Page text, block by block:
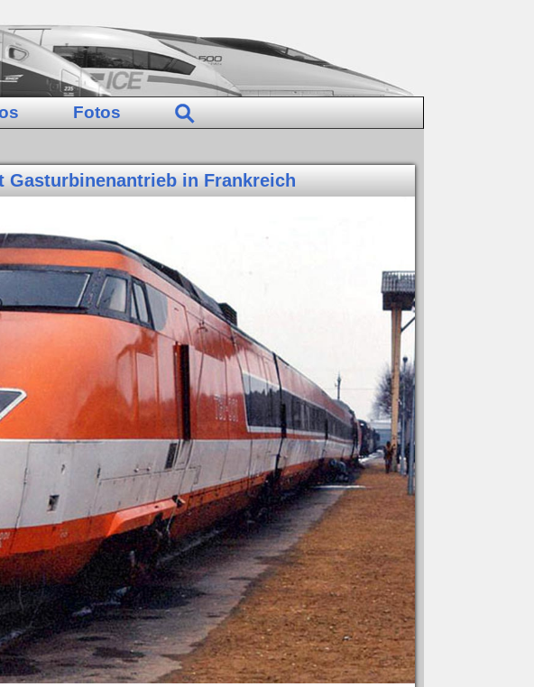
Fotos
Gasturbinenantrieb in Frankreich